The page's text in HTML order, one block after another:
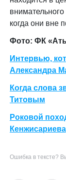
когда они вне
Фото: ФК
Интервью,
Александра
Когда слова
Титовым
Роковой
Кенжисариева
Ошибка в тексте?